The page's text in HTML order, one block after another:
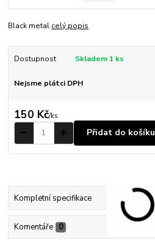
Black metal celý popis
Dostupnost Skladem 1 ks
Nejsme plátci DPH
150 Kč/ks
Přidat do košíku
Kompletní specifikace
Komentáře 0